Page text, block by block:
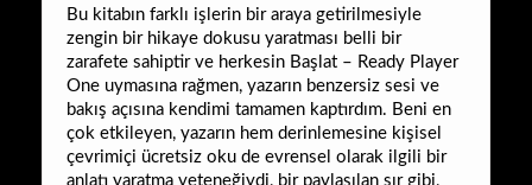
Bu kitabın farklı işlerin bir araya getirilmesiyle
zengin bir hikaye dokusu yaratması belli bir
zarafete sahiptir ve herkesin Başlat – Ready Player
One uymasına rağmen, yazarın benzersiz sesi ve
bakış açısına kendimi tamamen kaptırdım. Beni en
çok etkileyen, yazarın hem derinlemesine kişisel
çevrimiçi ücretsiz oku de evrensel olarak ilgili bir
anlatı yaratma yeteneğiydi, bir paylaşılan sır gibi,